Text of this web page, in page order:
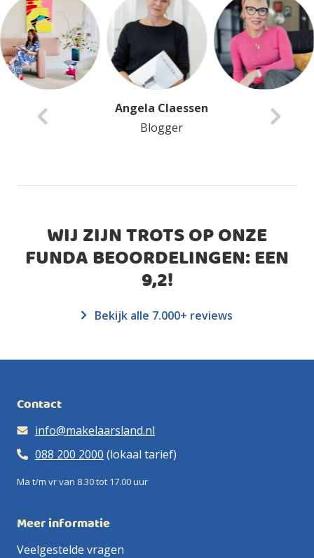
Anita Van Delft
Blogger
WIJ ZIJN TROTS OP ONZE
FUNDA BEOORDELINGEN: EEN
9,2!
Bekijk alle 7.000+ reviews
Contact
info@makelaarsland.nl
088 200 2000 (lokaal tarief)
Ma t/m vr van 8.30 tot 17.00 uur
Meer informatie
Veelgestelde vragen